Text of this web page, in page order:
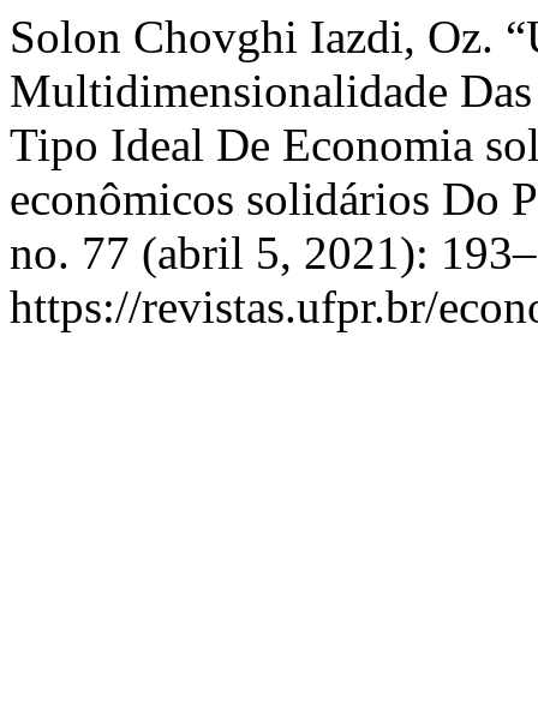
Solon Chovghi Iazdi, Oz.
Multidimensionalidade
Tipo Ideal De Economia
econômicos solidários Do
no. 77 (abril 5, 2021):
https://revistas.ufpr.br/